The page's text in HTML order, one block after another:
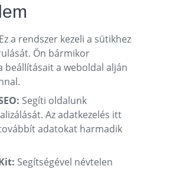
Ez a rendszer kezeli a sütikhez
Ön bármikor
beállításait a weboldal alján
Segíti oldalunk
Az adatkezelés itt
adatokat harmadik
Segítségével névtelen